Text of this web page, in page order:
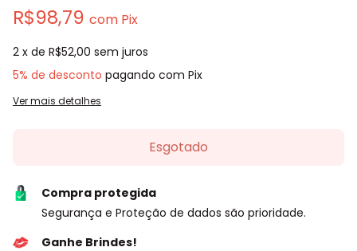
R$98,79 com Pix
2 x de R$52,00 sem juros
5% de desconto pagando com Pix
Ver mais detalhes
Compra protegida
Segurança e Proteção de dados são prioridade.
Ganhe Brindes!